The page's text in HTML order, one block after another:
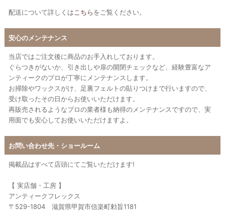
配送について詳しくは こちらをご覧ください。
安心のメンテナンス
当店ではご注文後に商品のお手入れしております。
ぐらつきがないか、引き出しや扉の開閉チェックなど、経験豊富なア
ンティークのプロが丁寧にメンテナンスします。
お掃除やワックスがけ、足裏フェルトの貼りつけまで行いますので、
受け取ったその日からお使いいただけます。
再販売されるようなプロの業者様も納得のメンテナンスですので、実
用面でも安心してお使いいただけますよ。
お問い合わせ先・ショールーム
掲載品はすべて店頭にてご覧いただけます!
【 実店舗・工房 】
アンティークフレックス
〒529-1804 滋賀県甲賀市信楽町勅旨1181